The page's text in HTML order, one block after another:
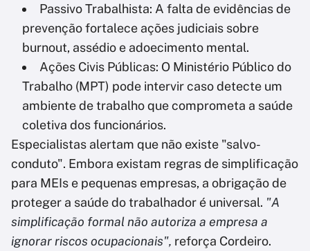
Passivo Trabalhista: A falta de evidências de
prevenção fortalece ações judiciais sobre
burnout, assédio e adoecimento mental.
Ações Civis Públicas: O Ministério Público do
Trabalho (MPT) pode intervir caso detecte um
ambiente de trabalho que comprometa a saúde
coletiva dos funcionários.
Especialistas alertam que não existe "salvo-
conduto". Embora existam regras de simplificação
para MEIs e pequenas empresas, a obrigação de
proteger a saúde do trabalhador é universal. "A
simplificação formal não autoriza a empresa a
ignorar riscos ocupacionais", reforça Cordeiro.